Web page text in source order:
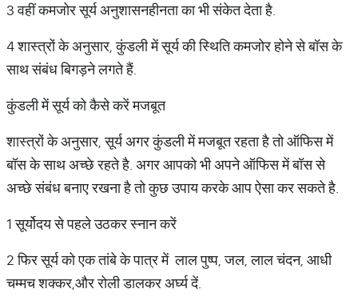
3 वहीं कमजोर सूर्य अनुशासनहीनता का भी संकेत देता है.
4 शास्त्रों के अनुसार, कुंडली में सूर्य की स्थिति कमजोर होने से बॉस के
साथ संबंध बिगड़ने लगते हैं.
कुंडली में सूर्य को कैसे करें मजबूत
शास्त्रों के अनुसार, सूर्य अगर कुंडली में मजबूत रहता है तो ऑफिस में
बॉस के साथ अच्छे रहते है. अगर आपको भी अपने ऑफिस में बॉस से
अच्छे संबंध बनाए रखना है तो कुछ उपाय करके आप ऐसा कर सकते है.
1 सूर्योदय से पहले उठकर स्नान करें
2 फिर सूर्य को एक तांबे के पात्र में लाल पुष्प, जल, लाल चंदन, आधी
चम्मच शक्कर,और रोली डालकर अर्घ्य दें.